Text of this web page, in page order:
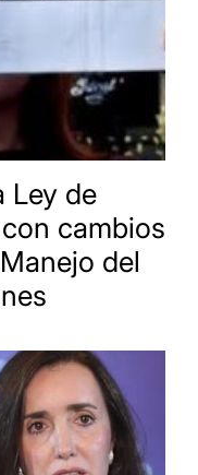
Ley de
cambios
del